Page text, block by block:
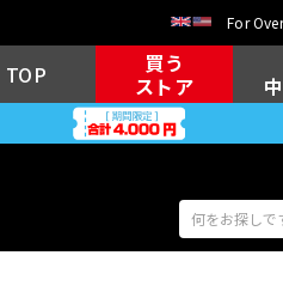
For
TOP
買う
ストア